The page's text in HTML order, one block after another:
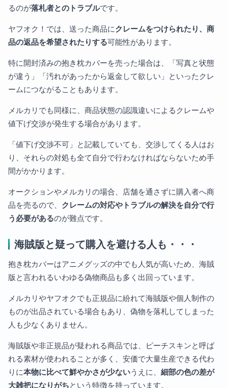
るのが落札者とのトラブルです。
ヤフオク！では、送った商品にクレームをつけられたり、商
品の返品を希望されたりする可能性があります。
特に開封済みの抱き枕カバーを売った場合は、「写真と状態
が違う」「汚れがあったから返金して欲しい」といったクレ
ームにつながることもあります。
メルカリでも同様に、商品状態の認識違いによるクレームや
値下げ交渉が発生する場合があります。
「値下げ交渉不可」と記載していても、交渉してくる人はお
り、それらの対処も全て自分で行わなければならないため手
間がかかります。
オークションやメルカリの場合、店舗を通さずに購入者へ商
品を売るので、 クレームの対応やトラブルの解決を自分で行
う必要があるのが難点です。
海賊版と疑って購入を避ける人も・・・
抱き枕カバーはアニメグッズの中でも人気が高いため、海賊
版と言われるいわゆる偽物商品も多く出回っています。
メルカリやヤフオクでも正規品に紛れて海賊版や個人制作の
ものが出品されている場合もあり、偽物を落札してしまった
人も少なくありません。
海賊版や非正規品が疑われる商品では、ピーチスキンと呼ば
れる素材が使われることが多く、安価で大量生産できる代わ
りに本物に比べて鮮やかさが少ないうえに、 細部の色の差が
大雑把になりがちという特徴を持っています。